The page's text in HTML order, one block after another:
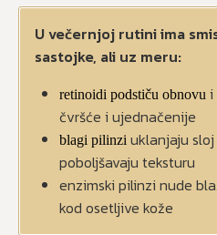
U večernjoj rutini ima
sastojke, ali uz meru:
retinoidi podstiču obnovu i
čvršće i ujednačenije
blagi pilinzi uklanjaju
poboljšavaju teksturu
enzimski pilinzi nude
kod osetljive kože